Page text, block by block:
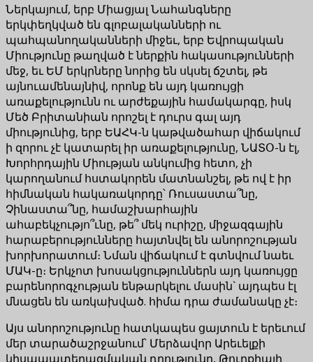
Ներկայում, երբ Միացյալ Նահանգները
երկփեղկված են գլոբալականների ու
պահպանողականների միջեւ, երբ Եվրոպական
Միությունը թաղված է ներքին հակասությունների
մեջ, եւ ԵՄ երկրները նորից են սկսել ճշտել, թե
այնուամենայնիվ, որոնք են այդ կառույցի
առաքելությունն ու արժեքային համակարգը, իսկ
Մեծ Բրիտանիան որոշել է դուրս գալ այդ
միությունից, երբ ԵԱՀԿ-ն կաթվածահար վիճակում
ի զորու չէ կատարել իր առաքելությունը, ՆԱՏՕ-ն էլ,
Խորհրդային Միության անկումից հետո, չի
կարողանում հստակորեն մատնանշել, թե ով է իր
հիմնական հակառակորդը՝ Ռուսաստա՞նը,
Չինաստա՞նը, համաշխարհային
ահաբեկչությո՞ւնը, թե՞ մեկ ուրիշը, միջազգային
հարաբերությունները հայտնվել են անորոշության
խորխորատում։ Նման վիճակում է գտնվում նաեւ
ՄԱԿ-ը։ Երկչոտ խոսակցություններն այդ կառույցը
բարենորոգչության ենթարկելու մասին` այդպես էլ
մնացեն են առկախված. հիմա դրա ժամանակը չէ։
Այս անորոշությունը հատկապես ցայտուն է երեւում
մեր տարածաշրջանում՝ Մերձավոր Արեւելքի
կիսապատերազմական դրությունը, Թուրքիայի